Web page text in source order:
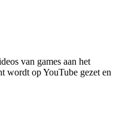
van games aan het
wordt op YouTube gezet en